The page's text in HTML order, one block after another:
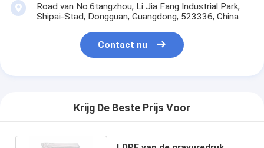
Road van No.6tangzhou, Li Jia Fang Industrial Park,
Shipai-Stad, Dongguan, Guangdong, 523336, China
Contact nu
Krijg De Beste Prijs Voor